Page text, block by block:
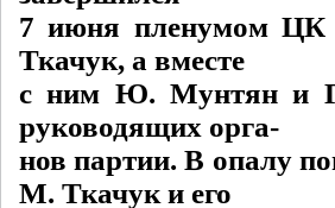
7 июня пленумом
Ткачук, а вместе
с ним Ю. Мунтян и
руководящих орга-
нов партии. В опалу
М. Ткачук и его